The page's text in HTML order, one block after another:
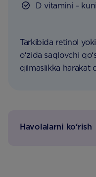
D vitamini –
Tarkibida retinol
oʻzida saqlovchi
qilmaslikka harakat
Havolalarni ko‘rish